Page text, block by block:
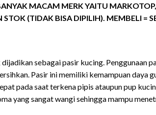
MACAM MERK YAITU
(TIDAK BISA DIPILIH). MEMBELI =
dijadikan sebagai pasir kucing.
Pasir ini memiliki kemampuan daya
pada saat terkena pipis ataupun pup
yang sangat wangi sehingga mampu